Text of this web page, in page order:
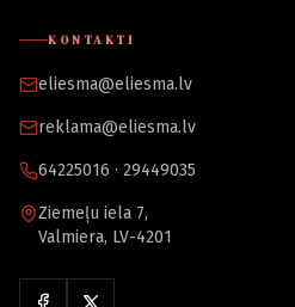
KONTAKTI
eliesma@eliesma.lv
reklama@eliesma.lv
64225016 · 29449035
Ziemeļu iela 7,
Valmiera, LV-4201